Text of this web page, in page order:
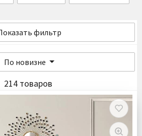
фильтр
По новизне
214 товаров